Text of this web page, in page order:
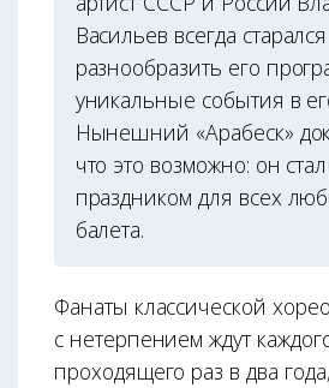
Васильев всегда старался
разнообразить его
уникальные события в
Нынешний «Арабеск»
что это возможно: он
праздником для всех
балета.
Фанаты классической
с нетерпением ждут
проходящего раз в два